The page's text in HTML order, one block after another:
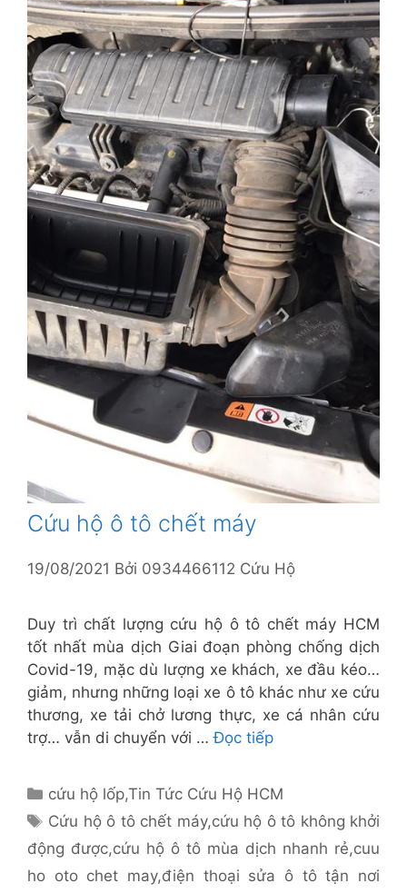
Cứu hộ ô tô chết máy
19/08/2021 Bởi 0934466112 Cứu Hộ
Duy trì chất lượng cứu hộ ô tô chết máy HCM
tốt nhất mùa dịch Giai đoạn phòng chống dịch
Covid-19, mặc dù lượng xe khách, xe đầu kéo…
giảm, nhưng những loại xe ô tô khác như xe cứu
thương, xe tải chở lương thực, xe cá nhân cứu
trợ… vẫn di chuyển với …Đọc tiếp
Danh
mục
cứu hộ lốp,Tin Tức Cứu Hộ HCM
Thẻ
Cứu hộ ô tô chết máy,cứu hộ ô tô không khởi
động được,cứu hộ ô tô mùa dịch nhanh rẻ,cuu
ho oto chet may,điện thoại sửa ô tô tận nơi